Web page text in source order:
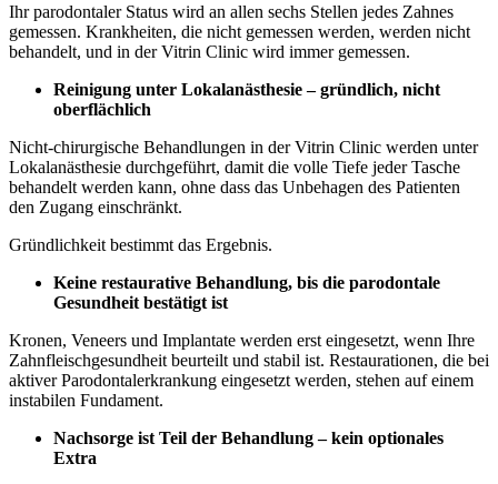
Ihr parodontaler Status wird an allen sechs Stellen jedes Zahnes
gemessen. Krankheiten, die nicht gemessen werden, werden nicht
behandelt, und in der Vitrin Clinic wird immer gemessen.
Reinigung unter Lokalanästhesie – gründlich, nicht
oberflächlich
Nicht-chirurgische Behandlungen in der Vitrin Clinic werden unter
Lokalanästhesie durchgeführt, damit die volle Tiefe jeder Tasche
behandelt werden kann, ohne dass das Unbehagen des Patienten
den Zugang einschränkt.
Gründlichkeit bestimmt das Ergebnis.
Keine restaurative Behandlung, bis die parodontale
Gesundheit bestätigt ist
Kronen, Veneers und Implantate werden erst eingesetzt, wenn Ihre
Zahnfleischgesundheit beurteilt und stabil ist. Restaurationen, die bei
aktiver Parodontalerkrankung eingesetzt werden, stehen auf einem
instabilen Fundament.
Nachsorge ist Teil der Behandlung – kein optionales
Extra